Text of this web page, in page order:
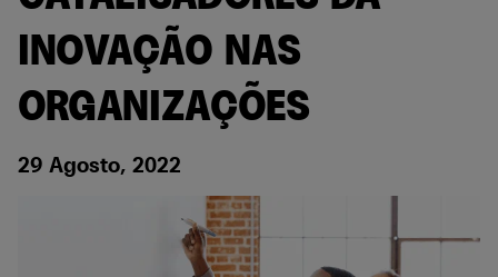
INOVAÇÃO NAS
ORGANIZAÇÕES
29 Agosto, 2022